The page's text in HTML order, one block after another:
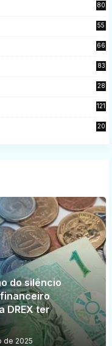
80
55
66
83
28
121
20
do silêncio
DREX ter
de 2025